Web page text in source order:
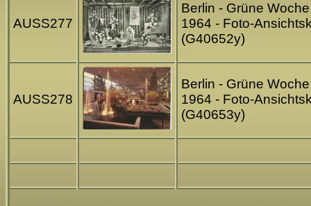
AUSS277
Berlin - Grüne Woche
1964 - Foto-
(G40652y)
AUSS278
Berlin - Grüne Woche
1964 - Foto-
(G40653y)